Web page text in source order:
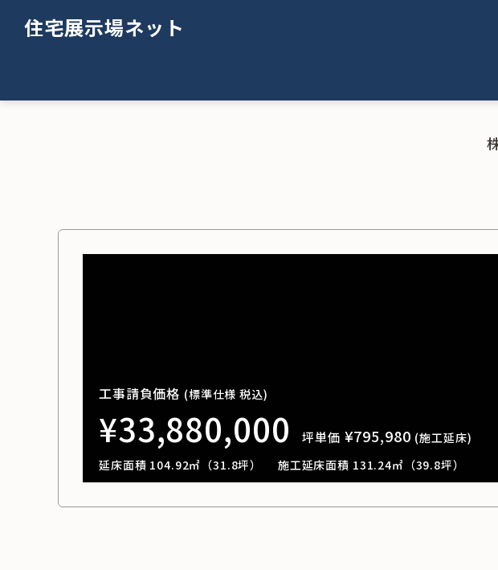
住宅展示場ネット
工事請負価格 (標準仕様 税込)
¥33,880,000 坪単価 ¥795,980 (施工延床)
延床面積 104.92㎡（31.8坪）
施工延床面積 131.24㎡（39.8坪）